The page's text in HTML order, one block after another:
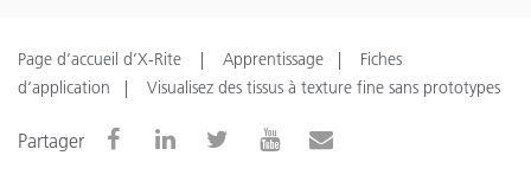
Page d’accueil d’X-Rite Apprentissage
Fiches
d’application
Visualisez des tissus à texture fine sans prototypes
Partager